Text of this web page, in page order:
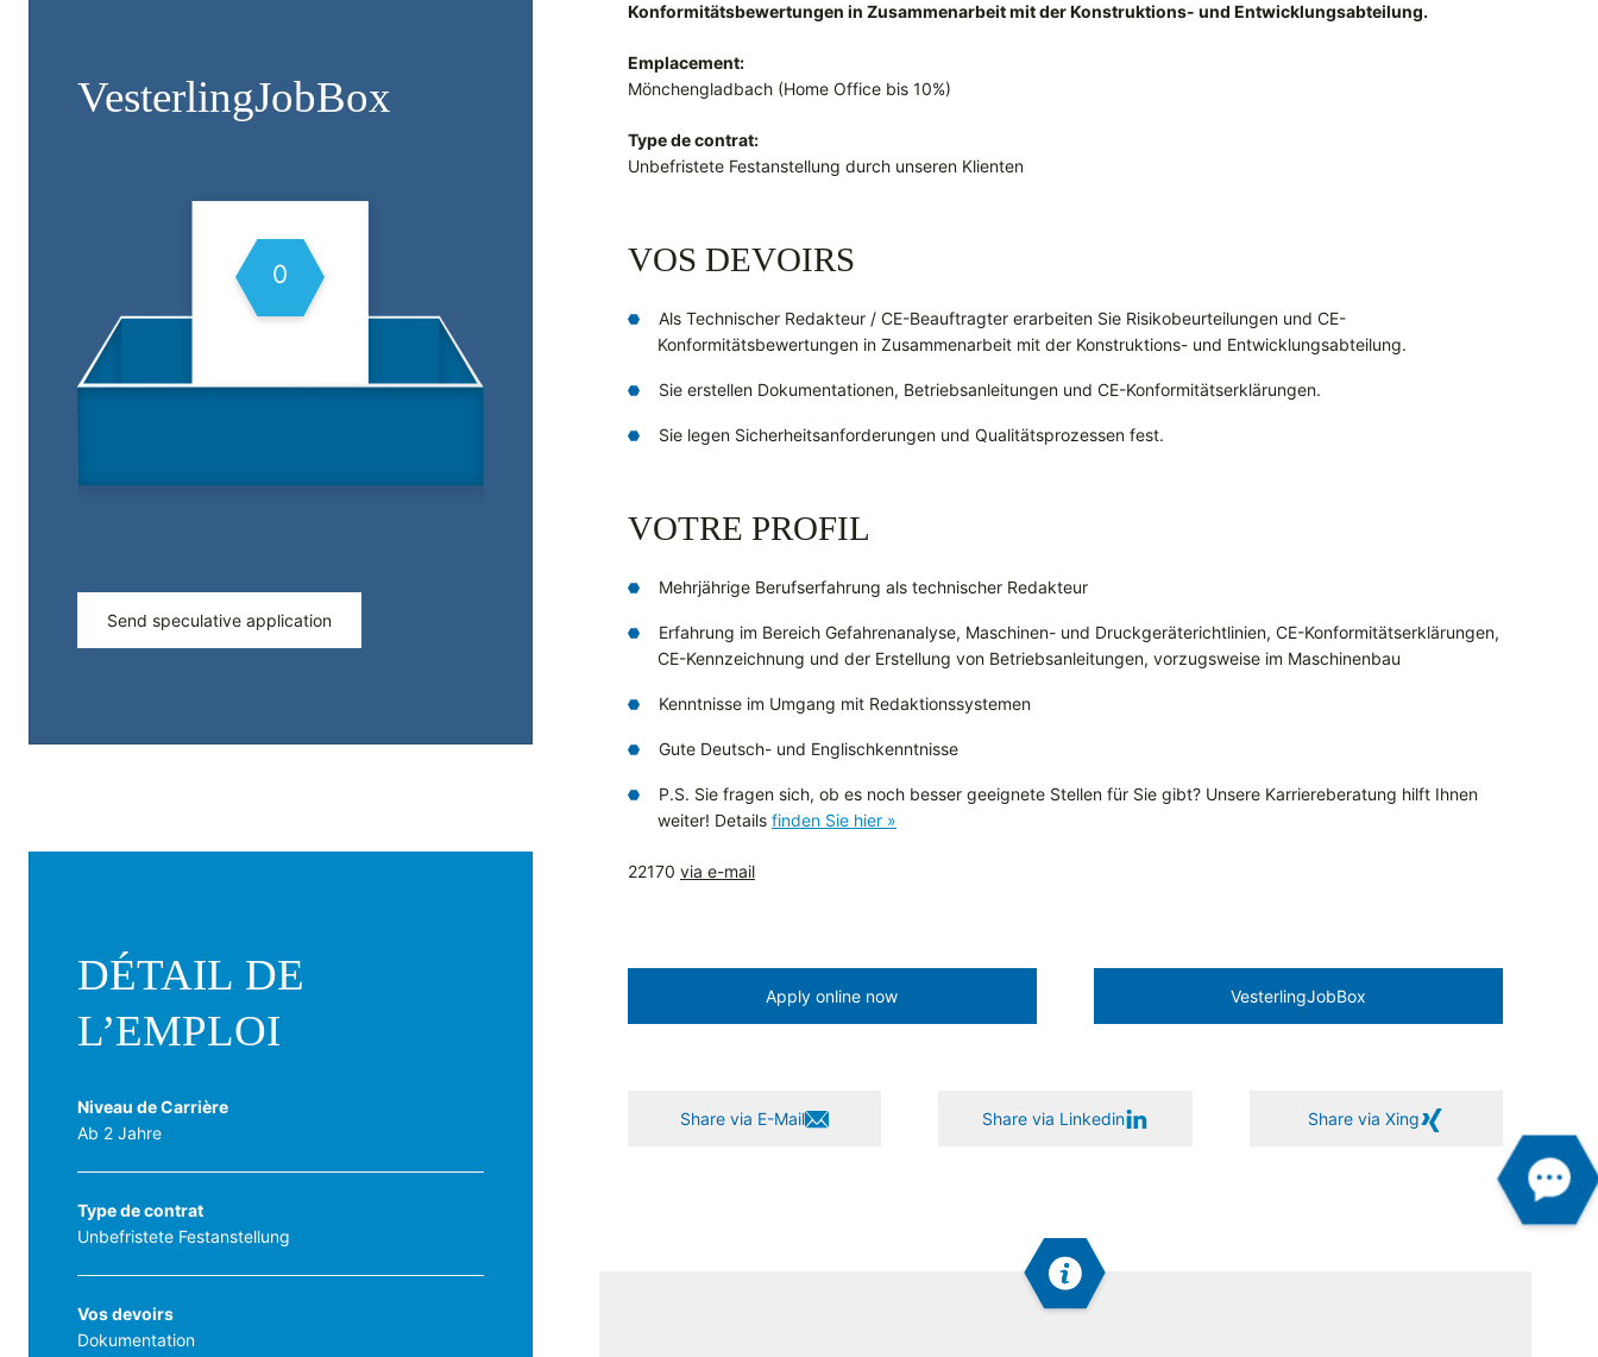
Vesterling­JobBox
0
Send speculative application
DÉTAIL DE
L’EMPLOI
Niveau de Carrière
Ab 2 Jahre
Type de contrat
Unbefristete Festanstellung
Vos devoirs
Dokumentation
Konformitätsbewertungen in Zusammenarbeit mit der Konstruktions- und Entwicklungsabteilung.
Emplacement:
Mönchengladbach (Home Office bis 10%)
Type de contrat:
Unbefristete Festanstellung durch unseren Klienten
VOS DEVOIRS
Als Technischer Redakteur / CE-Beauftragter erarbeiten Sie Risikobeurteilungen und CE-
Konformitätsbewertungen in Zusammenarbeit mit der Konstruktions- und Entwicklungsabteilung.
Sie erstellen Dokumentationen, Betriebsanleitungen und CE-Konformitätserklärungen.
Sie legen Sicherheitsanforderungen und Qualitätsprozessen fest.
VOTRE PROFIL
Mehrjährige Berufserfahrung als technischer Redakteur
Erfahrung im Bereich Gefahrenanalyse, Maschinen- und Druckgeräterichtlinien, CE-Konformitätserklärungen,
CE-Kennzeichnung und der Erstellung von Betriebsanleitungen, vorzugsweise im Maschinenbau
Kenntnisse im Umgang mit Redaktionssystemen
Gute Deutsch- und Englischkenntnisse
P.S. Sie fragen sich, ob es noch besser geeignete Stellen für Sie gibt? Unsere Karriereberatung hilft Ihnen
weiter! Details finden Sie hier »
22170 via e-mail
Apply online now Vesterling­JobBox
Share via E-Mail Share via Linkedin Share via Xing